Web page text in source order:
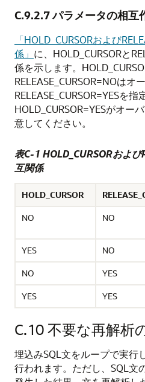
C.9.2.7パラメータの相互
「HOLD_CURSORおよび
係」 に、HOLD_CURSORと
係を示します。
RELEASE_CURSOR=NOはオ
RELEASE_CURSOR=YESを指
HOLD_CURSOR=YESがオー
意してください。
表C-1 HOLD_CURSORおよび
互関係
HOLD_CURSOR
NO
NO
YES
NO
NO
YES
YES
YES
C.10不要な再解析
埋込みSQL文をループで実行
行われます。ただし、SQL文